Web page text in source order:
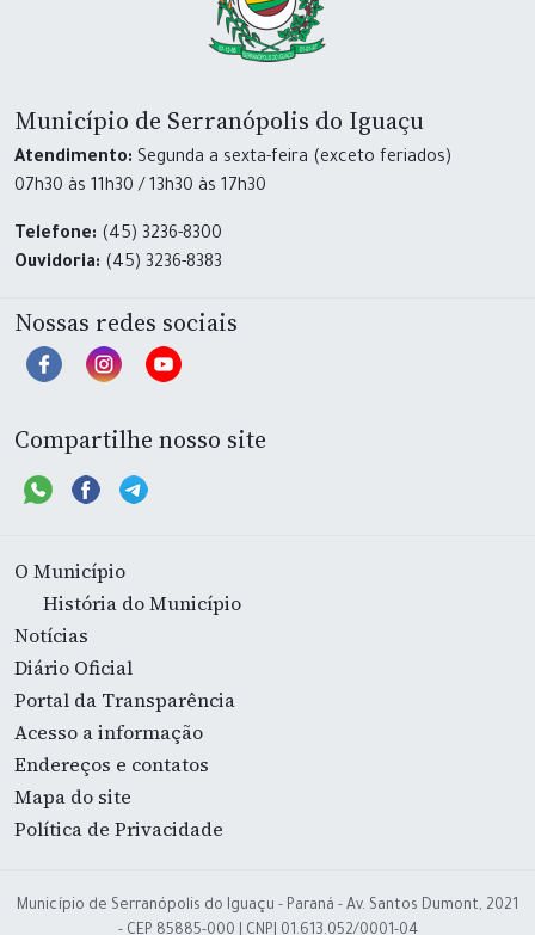
Município de Serranópolis do Iguaçu
Atendimento: Segunda a sexta-feira (exceto feriados)
07h30 às 11h30 / 13h30 às 17h30
Telefone: (45) 3236-8300
Ouvidoria: (45) 3236-8383
Nossas redes sociais
Compartilhe nosso site
O Município
História do Município
Notícias
Diário Oficial
Portal da Transparência
Acesso a informação
Endereços e contatos
Mapa do site
Política de Privacidade
Município de Serranópolis do Iguaçu - Paraná - Av. Santos Dumont, 2021
- CEP 85885-000 | CNPJ 01.613.052/0001-04